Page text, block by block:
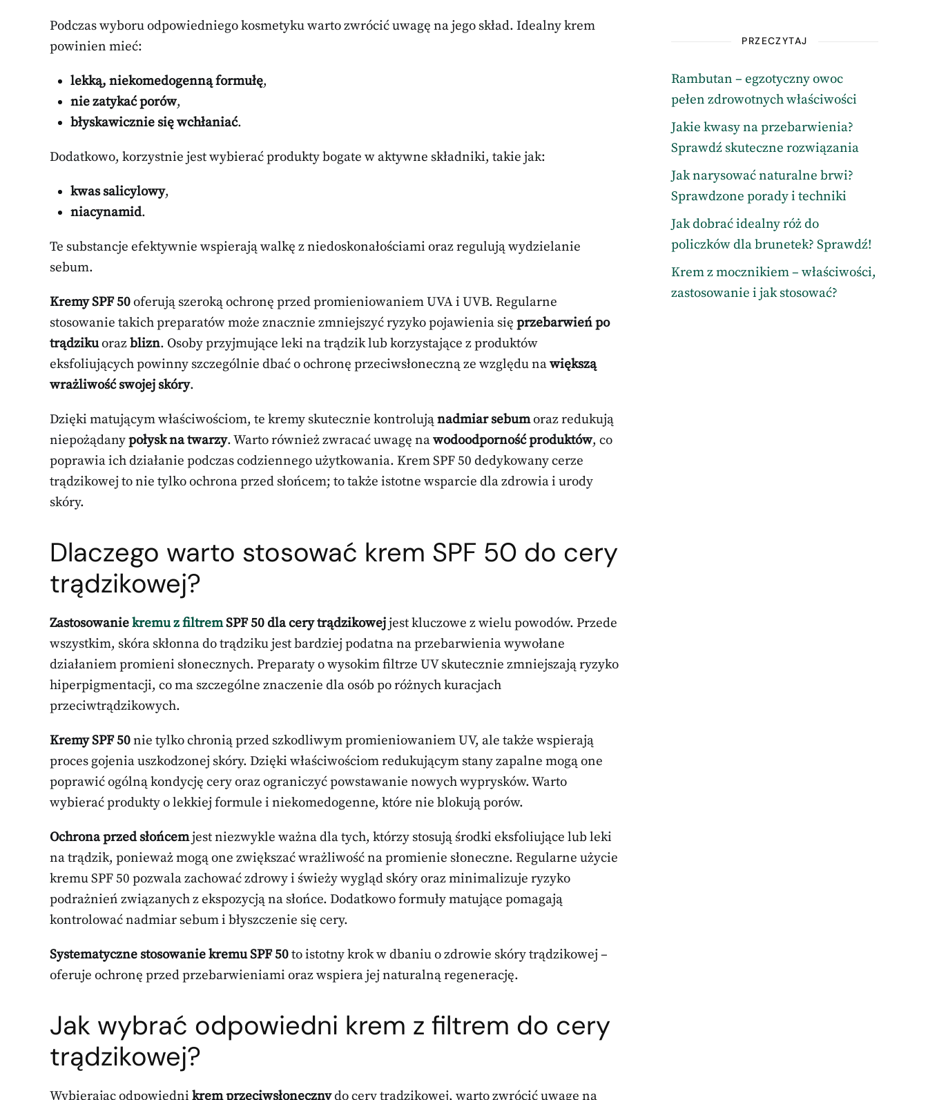
Podczas wyboru odpowiedniego kosmetyku warto zwrócić uwagę na jego skład. Idealny krem
powinien mieć:
lekką, niekomedogenną formułę,
nie zatykać porów,
błyskawicznie się wchłaniać.
Dodatkowo, korzystnie jest wybierać produkty bogate w aktywne składniki, takie jak:
kwas salicylowy,
niacynamid.
Te substancje efektywnie wspierają walkę z niedoskonałościami oraz regulują wydzielanie
sebum.
Kremy SPF 50oferują szeroką ochronę przed promieniowaniem UVA i UVB. Regularne
stosowanie takich preparatów może znacznie zmniejszyć ryzyko pojawienia się przebarwień po
trądzikuorazblizn. Osoby przyjmujące leki na trądzik lub korzystające z produktów
eksfoliujących powinny szczególnie dbać o ochronę przeciwsłoneczną ze względu nawiększą
wrażliwość swojej skóry.
Dzięki matującym właściwościom, te kremy skutecznie kontrolująnadmiar sebumoraz redukują
niepożądanypołysk na twarzy. Warto również zwracać uwagę nawodoodporność produktów, co
poprawia ich działanie podczas codziennego użytkowania. Krem SPF 50 dedykowany cerze
trądzikowej to nie tylko ochrona przed słońcem; to także istotne wsparcie dla zdrowia i urody
skóry.
Dlaczego warto stosować krem SPF 50 do cery
trądzikowej?
Zastosowaniekremu z filtremSPF 50 dla cery trądzikowejjest kluczowe z wielu powodów. Przede
wszystkim, skóra skłonna do trądziku jest bardziej podatna na przebarwienia wywołane
działaniem promieni słonecznych. Preparaty o wysokim filtrze UV skutecznie zmniejszają ryzyko
hiperpigmentacji, co ma szczególne znaczenie dla osób po różnych kuracjach
przeciwtrądzikowych.
Kremy SPF 50nie tylko chronią przed szkodliwym promieniowaniem UV, ale także wspierają
proces gojenia uszkodzonej skóry. Dzięki właściwościom redukującym stany zapalne mogą one
poprawić ogólną kondycję cery oraz ograniczyć powstawanie nowych wyprysków. Warto
wybierać produkty o lekkiej formule i niekomedogenne, które nie blokują porów.
Ochrona przed słońcemjest niezwykle ważna dla tych, którzy stosują środki eksfoliujące lub leki
na trądzik, ponieważ mogą one zwiększać wrażliwość na promienie słoneczne. Regularne użycie
kremu SPF 50 pozwala zachować zdrowy i świeży wygląd skóry oraz minimalizuje ryzyko
podrażnień związanych z ekspozycją na słońce. Dodatkowo formuły matujące pomagają
kontrolować nadmiar sebum i błyszczenie się cery.
Systematyczne stosowanie kremu SPF 50to istotny krok w dbaniu o zdrowie skóry trądzikowej –
oferuje ochronę przed przebarwieniami oraz wspiera jej naturalną regenerację.
Jak wybrać odpowiedni krem z filtrem do cery
trądzikowej?
Wybierając odpowiedni krem przeciwsłonecznydo cery trądzikowej, warto zwrócić uwagę na
PRZECZYTAJ
Rambutan – egzotyczny owoc
pełen zdrowotnych właściwości
Jakie kwasy na przebarwienia?
Sprawdź skuteczne rozwiązania
Jak narysować naturalne brwi?
Sprawdzone porady i techniki
Jak dobrać idealny róż do
policzków dla brunetek? Sprawdź!
Krem z mocznikiem – właściwości,
zastosowanie i jak stosować?